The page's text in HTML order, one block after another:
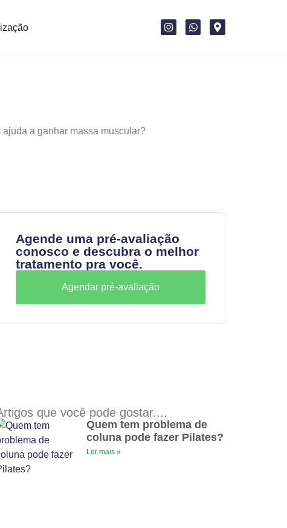
Agende uma pré-avaliação
conosco e descubra o melhor
tratamento pra você.
Agendar pré-avaliação
que você pode gostar....
Quem tem problema de
coluna pode fazer Pilates?
Ler mais »